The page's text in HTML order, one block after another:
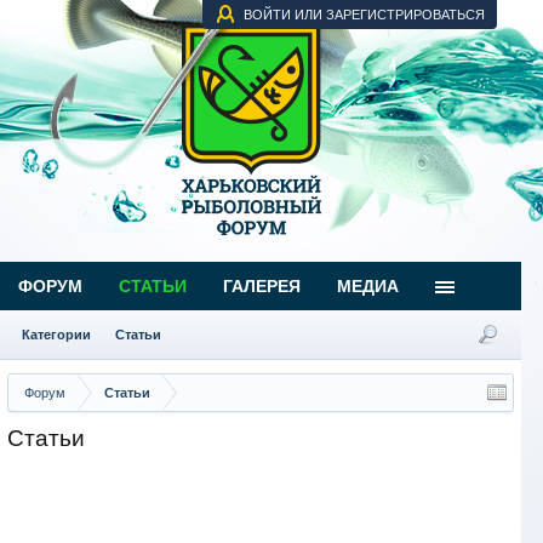
ВОЙТИ ИЛИ ЗАРЕГИСТРИРОВАТЬСЯ
Форум Статьи
Статьи
ФОРУМ СТАТЬИ
Категории Статьи
ГАЛЕРЕЯ МЕДИА